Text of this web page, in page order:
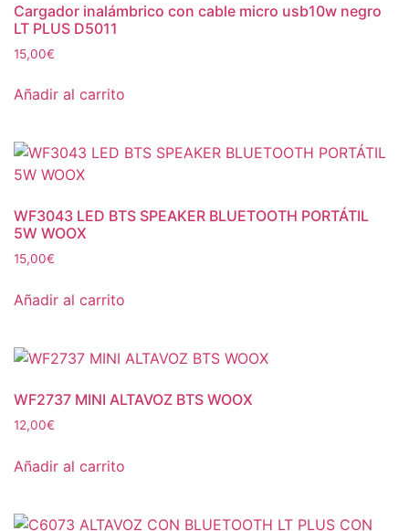
Cargador inalámbrico con cable micro usb10w negro
LT PLUS D5011
15,00€
Añadir al carrito
WF3043 LED BTS SPEAKER BLUETOOTH PORTÁTIL
5W WOOX
15,00€
Añadir al carrito
WF2737 MINI ALTAVOZ BTS WOOX
12,00€
Añadir al carrito